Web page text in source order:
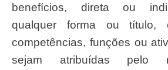
benefícios, direta ou
qualquer forma ou título,
competências, funções ou
sejam atribuídas pelo